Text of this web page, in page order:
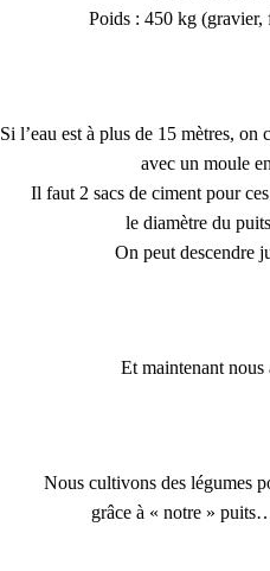
Poids : 450 kg (gravier,
Si l’eau est à plus de 15 mètres, on
avec un moule
Il faut 2 sacs de ciment pour
le diamètre du
On peut descendre
Et maintenant
Nous cultivons des légumes
grâce à « notre »